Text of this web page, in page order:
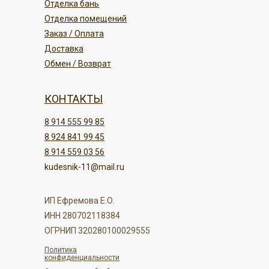
Отделка бань
Политика
конфиденциальности
kudesnik-11@mail.ru
8 914 559 03 56
8 914 555 99 85
8 924 841 99 45
КОНТАКТЫ
Обмен / Возврат
Отделка помещений
Заказ / Оплата
Доставка
ОГРНИП 320280100029555
ИНН 280702118384
ИП Ефремова Е.О.